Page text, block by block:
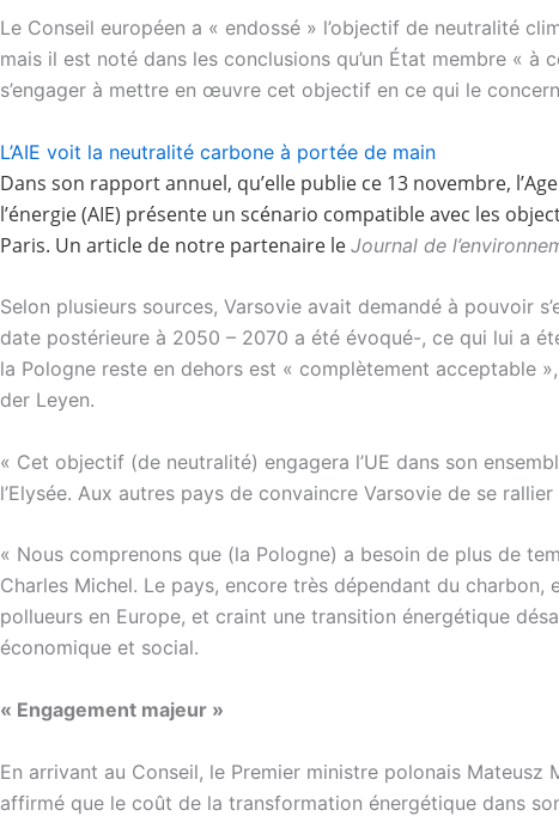
Le Conseil européen a « endossé » l’objectif de neutralité
mais il est noté dans les conclusions qu’un État membre « à
s’engager à mettre en œuvre cet objectif en ce qui le
L’AIE voit la neutralité carbone à portée de main
Dans son rapport annuel, qu’elle publie ce 13 novembre,
l’énergie (AIE) présente un scénario compatible avec les
Paris. Un article de notre partenaire le Journal de
Selon plusieurs sources, Varsovie avait demandé à pouvoir
date postérieure à 2050 – 2070 a été évoqué-, ce qui lui a
la Pologne reste en dehors est « complètement acceptable
der Leyen.
« Cet objectif (de neutralité) engagera l’UE dans son
l’Elysée. Aux autres pays de convaincre Varsovie de se rallier
« Nous comprenons que (la Pologne) a besoin de plus de
Charles Michel. Le pays, encore très dépendant du charbon,
pollueurs en Europe, et craint une transition énergétique
économique et social.
« Engagement majeur »
En arrivant au Conseil, le Premier ministre polonais Mateusz
affirmé que le coût de la transformation énergétique dans